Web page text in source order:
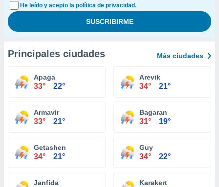
He leído y acepto la política de privacidad.
Principales ciudades Más ciudades
Apaga
33° 22°
Arevik
34° 21°
Armavir
33° 21°
Bagaran
31° 19°
Getashen
34° 21°
Guy
34° 22°
Janfida Karakert